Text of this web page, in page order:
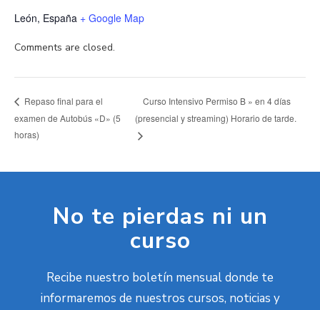
León, España + Google Map
Comments are closed.
Repaso final para el
examen de Autobús «D» (5
horas)
Curso Intensivo Permiso B » en 4 días
(presencial y streaming) Horario de tarde.
No te pierdas ni un
curso
Recibe nuestro boletín mensual donde te
informaremos de nuestros cursos, noticias y